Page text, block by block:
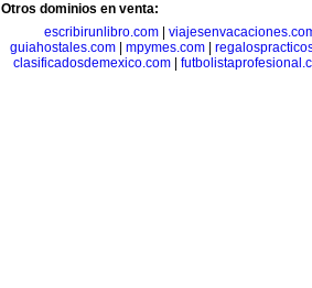
Otros dominios en venta:
escribirunlibro.com
guiahostales.com| mpymes.com|
clasificadosdemexico.com|